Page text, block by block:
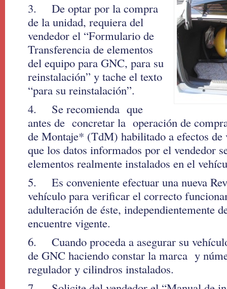
3. De optar por la compra
de la unidad, requiera del
vendedor el “Formulario de
Transferencia de elementos
del equipo para GNC, para su
reinstalación” y tache el texto
“para su reinstalación”.
4. Se recomienda que
antes de concretar la operación de
de Montaje* (TdM) habilitado a efectos
que los datos informados por el vendedor
elementos realmente instalados en el
5. Es conveniente efectuar una nueva
vehículo para verificar el correcto
adulteración de éste, independientemente
encuentre vigente.
6. Cuando proceda a asegurar su
de GNC haciendo constar la marca y
regulador y cilindros instalados.